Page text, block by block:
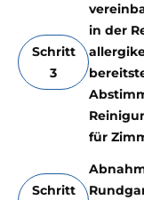
Schritt
3
in der
für
Schritt